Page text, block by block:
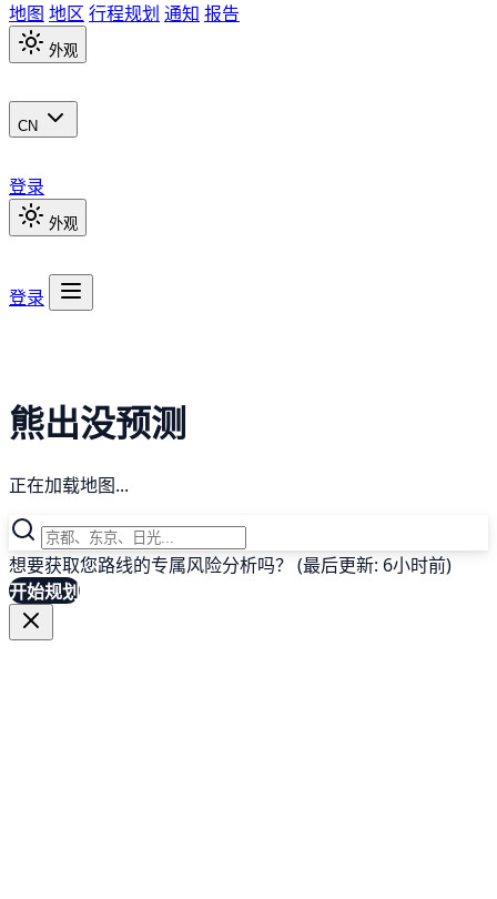
地图 地区 行程规划 通知 报告
外观
CN
登录
外观
登录
熊出没预测
正在加载地图...
想要获取您路线的专属风险分析吗？ (最后更新: 6小时前)
开始规划